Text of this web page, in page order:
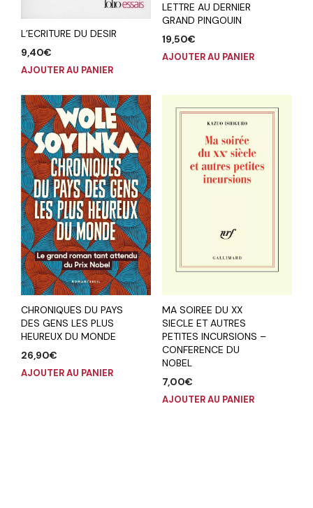
L’ECRITURE DU DESIR
9,40€
AJOUTER AU PANIER
LETTRE AU DERNIER
GRAND PINGOUIN
19,50€
AJOUTER AU PANIER
CHRONIQUES DU PAYS
DES GENS LES PLUS
HEUREUX DU MONDE
26,90€
AJOUTER AU PANIER
MA SOIREE DU XX
SIECLE ET AUTRES
PETITES INCURSIONS –
CONFERENCE DU
NOBEL
7,00€
AJOUTER AU PANIER